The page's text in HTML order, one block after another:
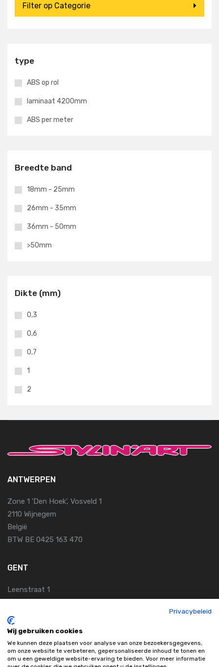
Filter op Categorie
type
ABS op rol
laminaat 4200mm
ABS per meter
Breedte band
18mm - 25mm
26mm - 35mm
36mm - 50mm
>50mm
Dikte (mm)
0,3
0,6
0,7
1
2
ANTWERPEN
Zone 1 'Den Hoek', Vosveld 1
2110 Wijnegem
België
BTW BE 0425 163 470
GENT
Leenstraat 1
België
KLANTENDIENST
Privacybeleid
Wij gebruiken cookies
We kunnen deze plaatsen voor analyse van onze bezoekersgegevens,
om onze website te verbeteren, gepersonaliseerde inhoud te tonen en
om u een geweldige website-ervaring te bieden. Voor meer informatie